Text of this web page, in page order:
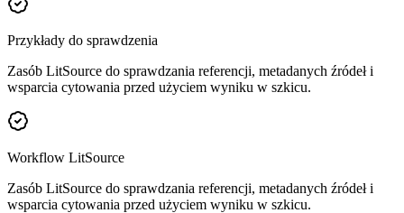
Przykłady do sprawdzenia
Zasób LitSource do sprawdzania referencji, metadanych źródeł i
wsparcia cytowania przed użyciem wyniku w szkicu.
Workflow LitSource
Zasób LitSource do sprawdzania referencji, metadanych źródeł i
wsparcia cytowania przed użyciem wyniku w szkicu.